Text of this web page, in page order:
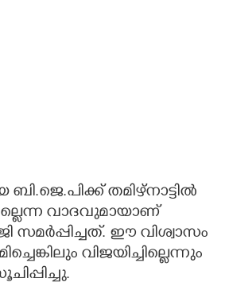
ബി.ജെ.പിക്ക് തമിഴ്നാട്ടിൽ
വാദവുമായാണ്
സമർപ്പിച്ചത്. ഈ വിശ്വാസം
വിജയിച്ചില്ലെന്നും